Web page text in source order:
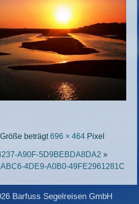
beträgt696 × 464Pixel
A90F-5D9BEBDA8DA2 »
4DE9-A0B0-49FE2961281C
Barfuss Segelreisen GmbH